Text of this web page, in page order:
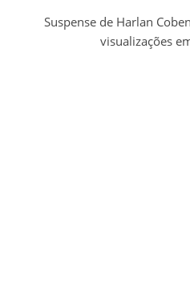
Suspense de Harlan
visualizações